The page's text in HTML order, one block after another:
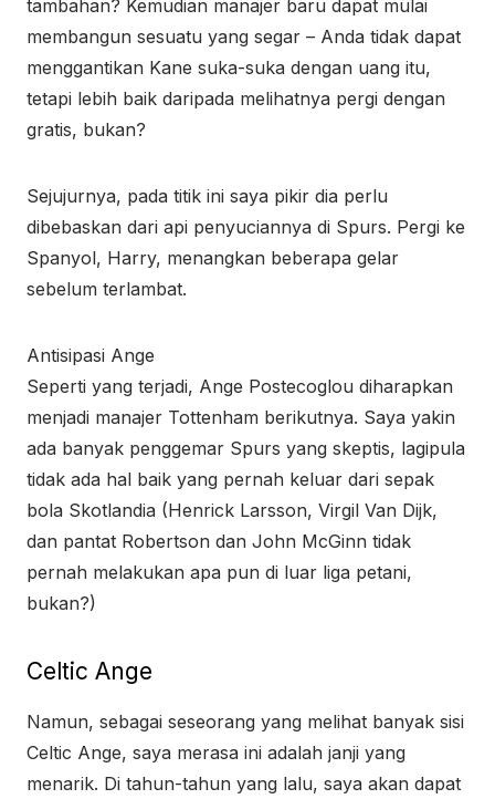
tambahan? Kemudian manajer baru dapat mulai
membangun sesuatu yang segar – Anda tidak dapat
menggantikan Kane suka-suka dengan uang itu,
tetapi lebih baik daripada melihatnya pergi dengan
gratis, bukan?
Sejujurnya, pada titik ini saya pikir dia perlu
dibebaskan dari api penyuciannya di Spurs. Pergi ke
Spanyol, Harry, menangkan beberapa gelar
sebelum terlambat.
Antisipasi Ange
Seperti yang terjadi, Ange Postecoglou diharapkan
menjadi manajer Tottenham berikutnya. Saya yakin
ada banyak penggemar Spurs yang skeptis, lagipula
tidak ada hal baik yang pernah keluar dari sepak
bola Skotlandia (Henrick Larsson, Virgil Van Dijk,
dan pantat Robertson dan John McGinn tidak
pernah melakukan apa pun di luar liga petani,
bukan?)
Celtic Ange
Namun, sebagai seseorang yang melihat banyak sisi
Celtic Ange, saya merasa ini adalah janji yang
menarik. Di tahun-tahun yang lalu, saya akan dapat